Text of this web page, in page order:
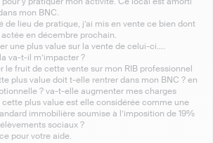
mon BNC.
de lieu de pratique, j’ai mis en vente ce bien dont
en décembre prochain.
une plus value sur la vente de celui-ci….
va-t-il m’impacter ?
le fruit de cette vente sur mon RIB professionnel
plus value doit t-elle rentrer dans mon BNC ? en
? va-t-elle augmenter mes charges
cette plus value est elle considérée comme une
immobilière soumise à l’imposition de 19%
sociaux ?
pour votre aide.